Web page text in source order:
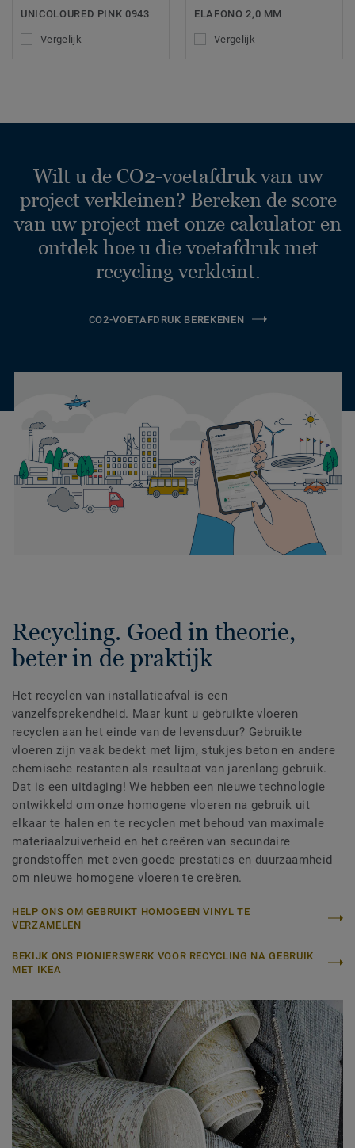
UNICOLOURED PINK 0943
Vergelijk
ELAFONO 2,0 MM
Vergelijk
Wilt u de CO2-voetafdruk van uw
project verkleinen? Bereken de score
van uw project met onze calculator en
ontdek hoe u die voetafdruk met
recycling verkleint.
CO2-VOETAFDRUK BEREKENEN
Recycling. Goed in theorie,
beter in de praktijk
Het recyclen van installatieafval is een
vanzelfsprekendheid. Maar kunt u gebruikte vloeren
recyclen aan het einde van de levensduur? Gebruikte
vloeren zijn vaak bedekt met lijm, stukjes beton en andere
chemische restanten als resultaat van jarenlang gebruik.
Dat is een uitdaging! We hebben een nieuwe technologie
ontwikkeld om onze homogene vloeren na gebruik uit
elkaar te halen en te recyclen met behoud van maximale
materiaalzuiverheid en het creëren van secundaire
grondstoffen met even goede prestaties en duurzaamheid
om nieuwe homogene vloeren te creëren.
HELP ONS OM GEBRUIKT HOMOGEEN VINYL TE
VERZAMELEN
BEKIJK ONS PIONIERSWERK VOOR RECYCLING NA GEBRUIK
MET IKEA